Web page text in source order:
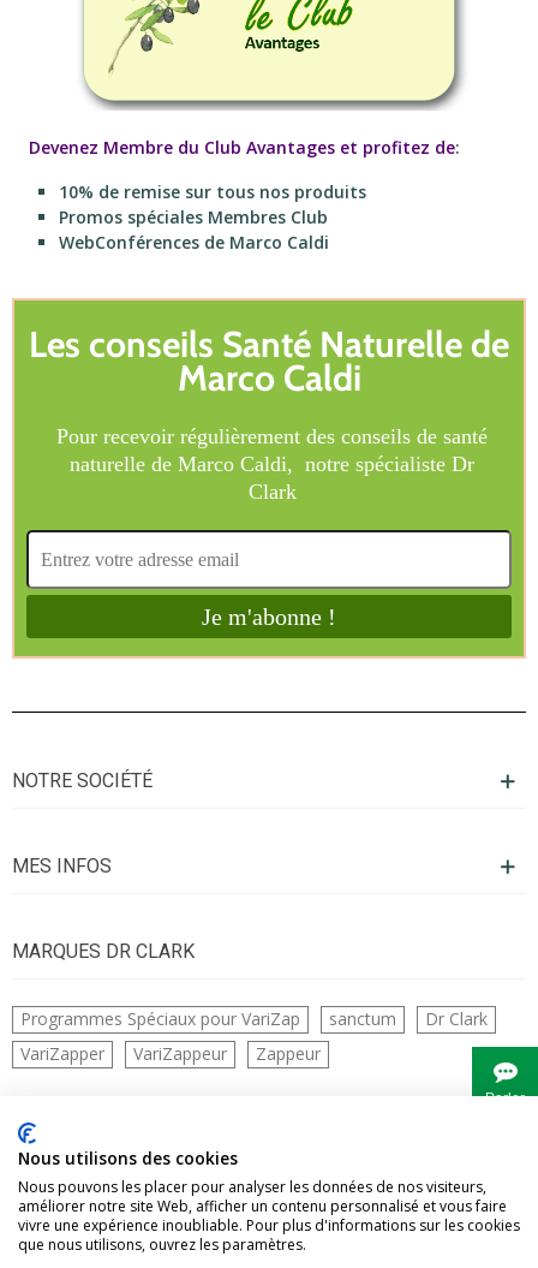
Devenez Membre du Club Avantages et profitez de:
10% de remise sur tous nos produits
Promos spéciales Membres Club
WebConférences de Marco Caldi
NOTRE SOCIÉTÉ
MES INFOS
MARQUES DR CLARK
Programmes Spéciaux pour VariZap sanctum
Dr Clark
VariZapper
VariZappeur Zappeur
CONTACTS
Parler
Nous utilisons des cookies
Nous pouvons les placer pour analyser les données de nos visiteurs,
améliorer notre site Web, afficher un contenu personnalisé et vous faire
vivre une expérience inoubliable. Pour plus d'informations sur les cookies
que nous utilisons, ouvrez les paramètres.